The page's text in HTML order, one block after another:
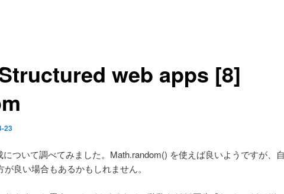
web apps [8]
23
について調べてみました。Math.random() を使えば良いようですが、自
良い場合もあるかもしれません。